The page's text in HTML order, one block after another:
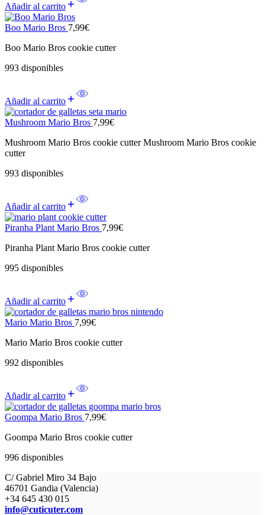
Añadir al carrito
Boo Mario Bros 7,99€
Boo Mario Bros cookie cutter
993 disponibles
Añadir al carrito
Mushroom Mario Bros 7,99€
Mushroom Mario Bros cookie cutter Mushroom Mario Bros cookie
cutter
993 disponibles
Añadir al carrito
Piranha Plant Mario Bros 7,99€
Piranha Plant Mario Bros cookie cutter
995 disponibles
Añadir al carrito
Mario Mario Bros 7,99€
Mario Mario Bros cookie cutter
992 disponibles
Añadir al carrito
Goompa Mario Bros 7,99€
Goompa Mario Bros cookie cutter
996 disponibles
C/ Gabriel Miro 34 Bajo
46701 Gandia (Valencia)
+34 645 430 015
info@cuticuter.com